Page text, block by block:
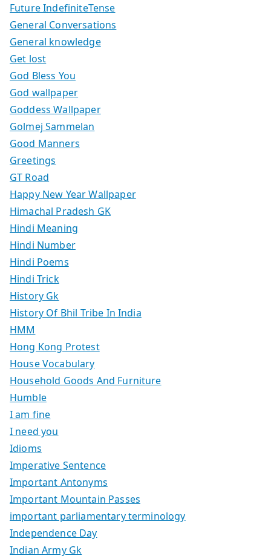
Future IndefiniteTense
General Conversations
General knowledge
Get lost
God Bless You
God wallpaper
Goddess Wallpaper
Golmej Sammelan
Good Manners
Greetings
GT Road
Happy New Year Wallpaper
Himachal Pradesh GK
Hindi Meaning
Hindi Number
Hindi Poems
Hindi Trick
History Gk
History Of Bhil Tribe In India
HMM
Hong Kong Protest
House Vocabulary
Household Goods And Furniture
Humble
I am fine
I need you
Idioms
Imperative Sentence
Important Antonyms
Important Mountain Passes
important parliamentary terminology
Independence Day
Indian Army Gk